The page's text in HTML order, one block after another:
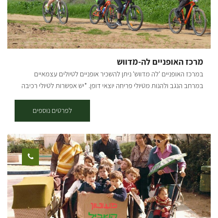
תקציר המסלול: ממבואת גמה - מן החניון נצא צפונה בשולי תל גמה ונפנה
שמאלה להשתלבות בסינגל הבשור, עד שנתפצל שמאלה, נחצה את הערוץ
נחל הבשור, נטפס על הגדה הנגדית ונמשיך אל נחל אסף. לאחר כ1.5 ק"מ
בהמשך הסינגל התחברות למגיעים ממבואת בית כנסת מעון. נמשיך
התצפית כיסופים. לאחר כ-4 ק"מ, בהמשך המסלול התפצלות לרוכבים
ממבואת גמה (שמאלה) או ממבואת בית הכנסת מעון (ימינה). קרדיט
צילום: אילן שחם *המידע מתוך אתרים לה מדווש ומסלולי אופניים בשטח
מרכז האופניים לה-מדווש
במרכז האופניים 'לה מדווש' ניתן להשכיר אופניים לטיולים עצמאיים
במרחב הנגב ולהנות מטיולי פריחה יוצאי דופן. *יש אפשרות לטיולי רכיבה
ומכירה של תוצרת בארי: גבינות, יין, שמן חוחבה וחפצי נוי מהנגרייה - לדף
המזנון לחצו כאן הקיץ הזה נפגשים ב־בארי LIVE - סדרת הופעות חיות
באוויר הפתוח מחכים לכם 4 ערבים של מוזיקה, צחוק, סיפורים מרגשים
ואווירה מיוחדת: 30.7 | נגה דאנג'לי - ערב סטנדאפ קורע מצחוק. נגה
ד׳אנג׳לי – קומיקאית ויוצרת עם סרטונים שזוכים למיליוני צפיות ברשת-
בזכות הקול הייחודי שלה עם אמת בלתי מתפשרת על המציאות היומיומית
הישראלית ובהומור חכם ושנון מצליחה לגעת ברבדים הכי אמיתיים
ועמוקים של החיים ולצחוק על הכל. 13.8 | אבידע בכר ושמעון בוסקילה
אבידע בכר, חבר בארי, ניצול מתקפת ה7.10, בסיפורו המטלטל. הוא איבד
את אשתו ובנו ואת רגלו אך לא איבד את התקווה! מארח לערב חד פעמי
לפרטים נוספים